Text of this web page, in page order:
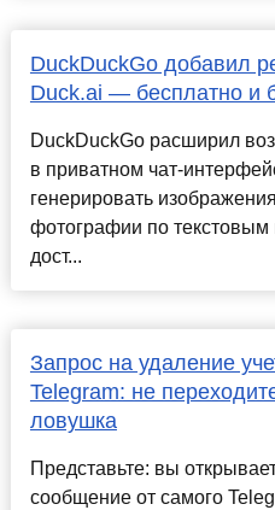
DuckDuckGo добавил
Duck.ai — бесплатно и
DuckDuckGo расширил
в приватном
генерировать
фотографии по текстовым
дост...
Запрос на удаление
Telegram: не
ловушка
Представьте: вы
сообщение от самого